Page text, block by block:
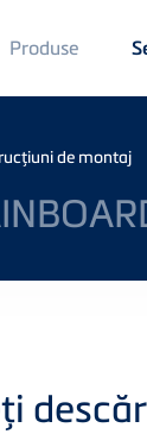
Main
Menü
Produse
de montaj